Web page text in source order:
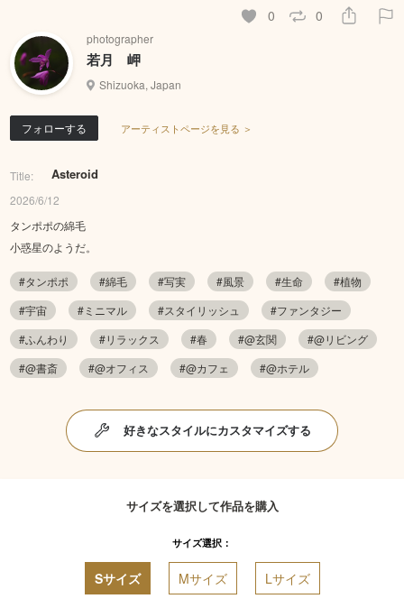
0 0
photographer
若月 岬
Shizuoka, Japan
フォローする アーティストページを見る ＞
Title: Asteroid
2026/6/12
タンポポの綿毛
小惑星のようだ。
#タンポポ #綿毛 #写実 #風景 #生命
#植物
#宇宙
#ミニマル #スタイリッシュ
#ファンタジー
#ふんわり
#リラックス #春 #@玄関
#@リビング
#@書斎
#@オフィス #@カフェ #@ホテル
好きなスタイルにカスタマイズする
サイズを選択して作品を購入
サイズ選択：
Sサイズ Mサイズ Lサイズ